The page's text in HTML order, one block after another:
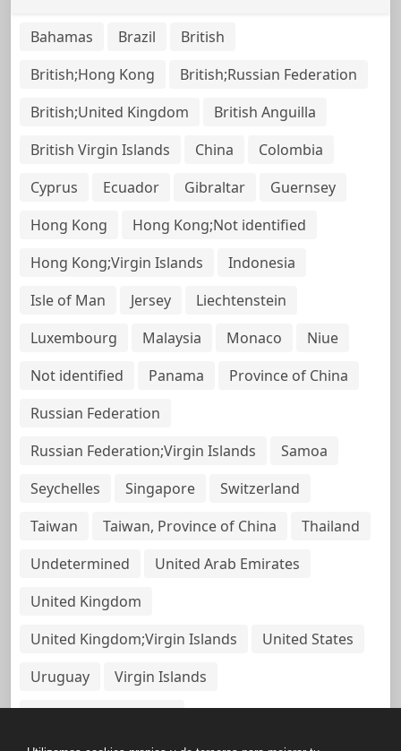
Bahamas Brazil
British
British;Hong Kong
British;Russian Federation
British;United Kingdom
British Anguilla
British Virgin Islands
China
Colombia
Cyprus
Ecuador Gibraltar
Guernsey
Hong Kong
Hong Kong;Not identified
Hong Kong;Virgin Islands
Indonesia
Isle of Man
Jersey
Liechtenstein
Luxembourg
Malaysia Monaco
Niue
Not identified
Panama
Province of China
Russian Federation
Russian Federation;Virgin Islands
Samoa
Seychelles
Singapore
Switzerland
Taiwan
Taiwan, Province of China
Thailand
Undetermined
United Arab Emirates
United Kingdom
United Kingdom;Virgin Islands
United States
Uruguay
Virgin Islands
Virgin Islands, British